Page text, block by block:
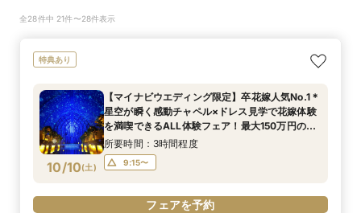
全28件中 21件〜28件表示
特典あり
10/10(土)
【マイナビウエディング限定】卒花嫁人気No.1＊
星空が瞬く感動チャペル×ドレス見学で花嫁体験
を満喫できるALL体験フェア！最大150万円の特
典付き*BIGフェア
所要時間：3時間程度
9:15〜
フェアを予約